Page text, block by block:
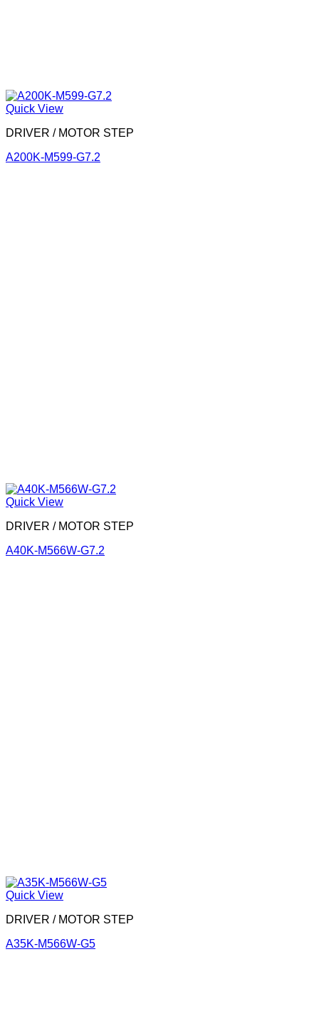
Quick View
DRIVER / MOTOR STEP
A200K-M599-G7.2
Quick View
DRIVER / MOTOR STEP
A40K-M566W-G7.2
Quick View
DRIVER / MOTOR STEP
A35K-M566W-G5